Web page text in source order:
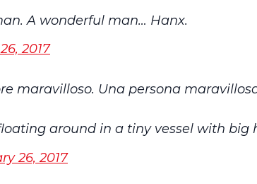
A wonderful man… Hanx.
2017
maravilloso. Una persona
around in a tiny vessel with big
26, 2017